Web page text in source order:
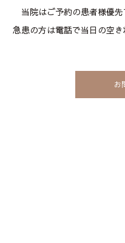
当院はご予約の患者様優
急患の方は電話で当日の空
お